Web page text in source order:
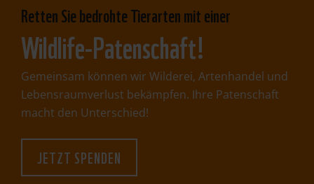
Retten Sie bedrohte Tierarten mit einer
Wildlife-Patenschaft!
Gemeinsam können wir Wilderei, Artenhandel und
Lebensraumverlust bekämpfen. Ihre Patenschaft
macht den Unterschied!
JETZT SPENDEN